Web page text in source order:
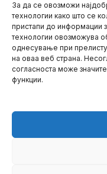
За да се овозможи
технологии како што се
пристапи до информации
технологии овозможува
однесување при
на оваа веб страна.
согласноста може
функции.